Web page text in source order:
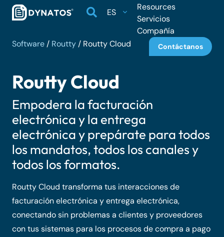
ES
Resources
Servicios
Compañía
Contáctanos
Software / Routty / Routty Cloud
Routty Cloud
Empodera la facturación
electrónica y la entrega
electrónica y prepárate para todos
los mandatos, todos los canales y
todos los formatos.
Routty Cloud transforma tus interacciones de
facturación electrónica y entrega electrónica,
conectando sin problemas a clientes y proveedores
con tus sistemas para los procesos de compra a pago